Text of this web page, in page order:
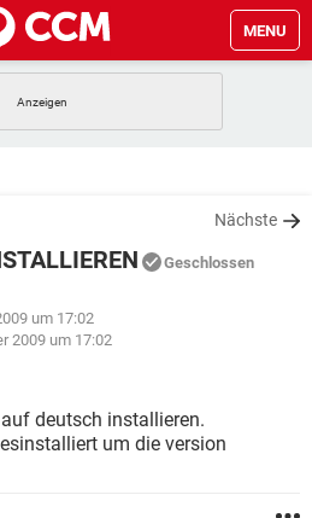
MENU
TIKTOK
TIKTOK
STREAMING
INSTAGRAM
HARDWARE
STREAMING
TIKTOK
IOS
Nächste
Geschlossen
um 17:02
2009 um 17:02
auf deutsch installieren.
um die version